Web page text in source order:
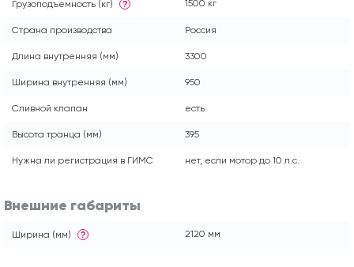
Грузоподъемность (кг) ? 1500 кг
Страна производства Россия
Длина внутренняя (мм) 3300
Ширина внутренняя (мм) 950
Сливной клапан есть
Высота транца (мм) 395
Нужна ли регистрация в ГИМС нет, если мотор до 10 л.с.
Внешние габариты
Ширина (мм) ? 2120 мм